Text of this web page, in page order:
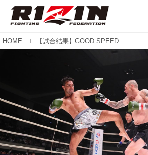
HOME 【試合結果】GOOD SPEED presents RIZIN.18 第9試合 ジョン・ウェイン・パー vs. ダニロ・ザノリニ